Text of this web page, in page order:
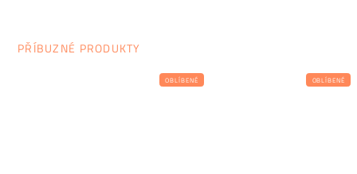
PŘÍBUZNÉ PRODUKTY
OBLÍBENÉ OBLÍBENÉ